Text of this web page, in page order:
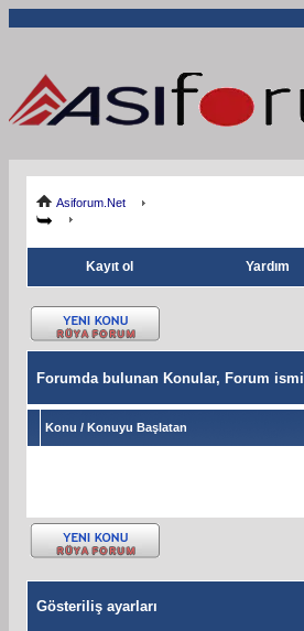
Asiforum.Net
Kayıt ol Yardım
Forumda bulunan Konular, Forum ismi
Konu / Konuyu Başlatan
Gösteriliş ayarları